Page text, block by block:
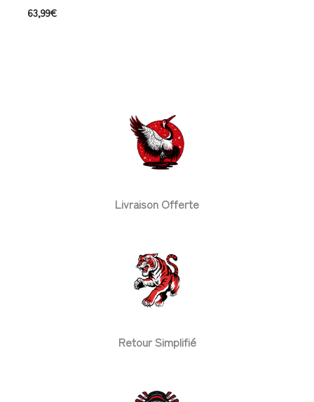
63,99€
Livraison Offerte
Retour Simplifié